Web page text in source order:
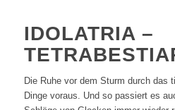
IDOLATRIA –
Die Ruhe vor dem Sturm durch das
Dinge voraus. Und so passiert es